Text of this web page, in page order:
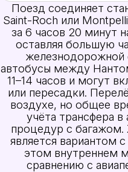
Поезд соединяет
Saint-Roch или
за 6 часов 20 минут
оставляя большую
автобусы между
11–14 часов и могут
или пересадки.
воздухе, но общее
учёта трансфера
процедур с багажом.
является вариантом
этом внутреннем
сравнению с